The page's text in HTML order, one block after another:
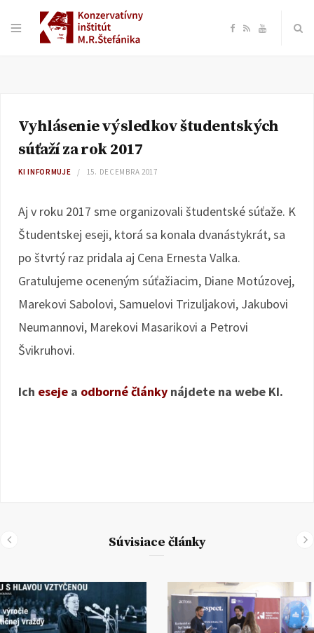
F
e
o
R Y
T
e
Vyhlásenie výsledkov študentských
súťaží za rok 2017
KI INFORMUJE 15. DECEMBRA 2017
Aj v roku 2017 sme organizovali študentské súťaže. K
Študentskej eseji, ktorá sa konala dvanástykrát, sa
po štvrtý raz pridala aj Cena Ernesta Valka.
Gratulujeme oceneným súťažiacim, Diane Motúzovej,
Marekovi Sabolovi, Samuelovi Trizuljakovi, Jakubovi
Neumannovi, Marekovi Masarikovi a Petrovi
Švikruhovi.
Ich eseje a odborné články nájdete na webe KI.
Súvisiace články